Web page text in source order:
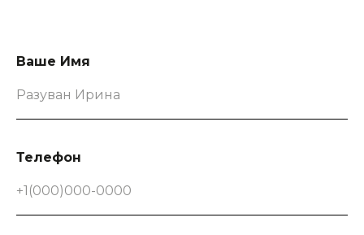
Ваше Имя
Разуван Ирина
Телефон
+1(000)000-0000